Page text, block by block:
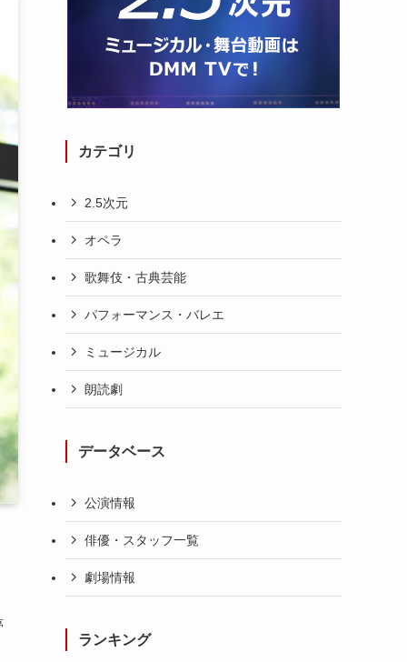
カテゴリ
2.5次元
オペラ
歌舞伎・古典芸能
パフォーマンス・バレエ
ミュージカル
朗読劇
データベース
公演情報
俳優・スタッフ一覧
劇場情報
ランキング